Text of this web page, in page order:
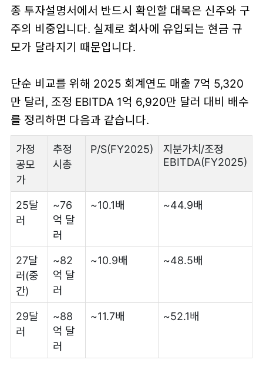
종 투자설명서에서 반드시 확인할 대목은 신주와 구
주의 비중입니다. 실제로 회사에 유입되는 현금 규
모가 달라지기 때문입니다.
단순 비교를 위해 2025 회계연도 매출 7억 5,320
만 달러, 조정 EBITDA 1억 6,920만 달러 대비 배수
를 정리하면 다음과 같습니다.
가정
공모
가
추정
시총
P/S(FY2025)
지분가치/조정
EBITDA(FY2025)
25달
러
~76
억 달
러
~10.1배 ~44.9배
27달
러(중
간)
~82
억 달
러
~10.9배 ~48.5배
29달
러
~88
억 달
러
~11.7배 ~52.1배